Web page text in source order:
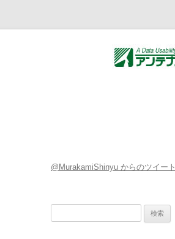
@MurakamiShinyu からのツイート